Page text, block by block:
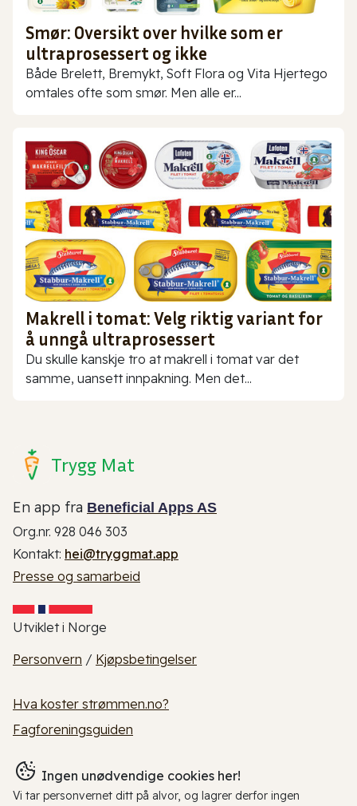
Smør: Oversikt over hvilke som er
ultraprosessert og ikke
Både Brelett, Bremykt, Soft Flora og Vita Hjertego
omtales ofte som smør. Men alle er...
Makrell i tomat: Velg riktig variant for
å unngå ultraprosessert
Du skulle kanskje tro at makrell i tomat var det
samme, uansett innpakning. Men det...
Trygg Mat
En app fra Beneficial Apps AS
Org.nr. 928 046 303
Kontakt: hei@tryggmat.app
Presse og samarbeid
Utviklet i Norge
Personvern / Kjøpsbetingelser
Hva koster strømmen.no?
Fagforeningsguiden
Ingen unødvendige cookies her!
Vi tar personvernet ditt på alvor, og lagrer derfor ingen